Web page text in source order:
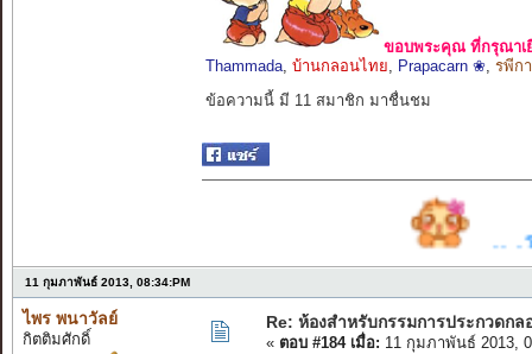
ขอบพระคุณ ที่กรุณาเ
Thammada, บ้านกลอนไทย, Prapacarn ❀, รพีก
ข้อความนี้ มี 11 สมาชิก มาชื่นชม
. . . ร ว ม ก ล อ
11 กุมภาพันธ์ 2013, 08:34:PM
ไพร พนาวัลย์
กิตติมศักดิ์
Re: ห้องสำหรับกรรมการประกวดก
« ตอบ #184 เมื่อ: 11 กุมภาพันธ์ 2013,